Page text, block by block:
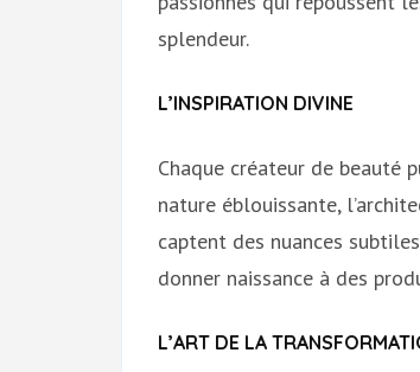
splendeur.
L’INSPIRATION DIVINE
Chaque créateur de beauté
nature éblouissante,
captent des nuances
donner naissance à des
L’ART DE LA